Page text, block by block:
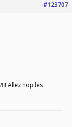
#123707
Allez hop les